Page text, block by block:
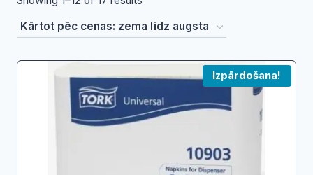
by
price:
low
high
Izpārdošana!